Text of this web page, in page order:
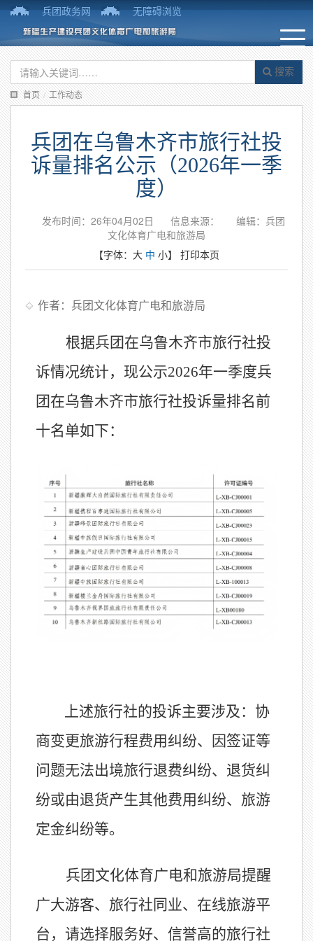
兵团政务网 无障碍浏览
搜索
首页 / 工作动态
兵团在乌鲁木齐市旅行社投
诉量排名公示（2026年一季
度）
发布时间：26年04月02日 信息来源：
编辑：兵团
文化体育广电和旅游局
【字体： 大 中 小】 打印本页
作者：兵团文化体育广电和旅游局
根据兵团在乌鲁木齐市旅行社投
诉情况统计， 现公示2026年一季度兵
团在乌鲁木齐市旅行社投诉量排名前
十名单如下：
上述旅行社的投诉主要涉及 ：协
商变更旅游行程费用纠纷、因签证等
问题无法出境旅行退费纠纷、退货纠
纷或由退货产生其他费用纠纷、旅游
定金纠纷等。
兵团文化体育广电和旅游局提醒
广大游客、旅行社同业、在线旅游平
台，请选择服务好、信誉高的旅行社